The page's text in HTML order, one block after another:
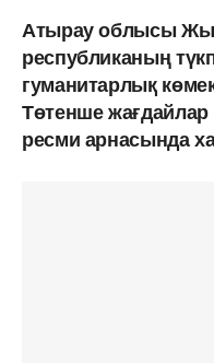
Атырау облысы
республиканың
гуманитарлық
Төтенше жағдайлар
ресми арнасында